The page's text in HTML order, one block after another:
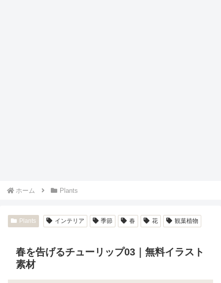
ホーム Plants
Plants インテリア 季節 春 花 観葉植物
春を告げるチューリップ03｜無料イラスト
素材